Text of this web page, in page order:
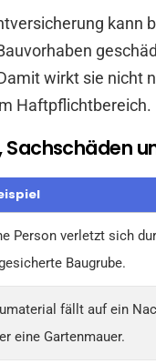
kann
wirkt sie nicht
Haftpflichtbereich.
Sachschäden
Person verletzt sich
Baugrube.
fällt auf ein
eine Gartenmauer.